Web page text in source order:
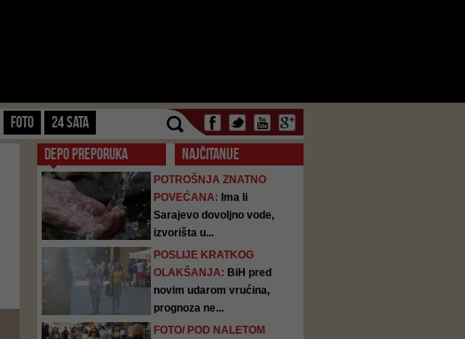
FOTO 24 SATA
DEPO PREPORUKA NAJČITANIJE
POTROŠNJA ZNATNO
POVEĆANA: Ima li
Sarajevo dovoljno vode,
izvorišta u...
POSLIJE KRATKOG
OLAKŠANJA: BiH pred
novim udarom vrućina,
prognoza ne...
FOTO/ POD NALETOM